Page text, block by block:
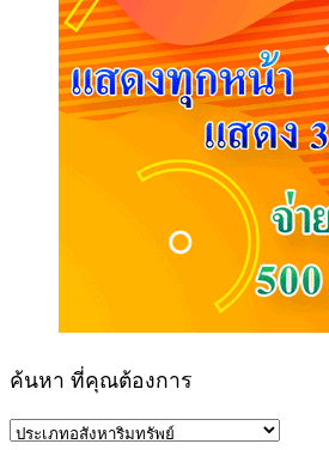
ค้นหา ที่คุณต้องการ